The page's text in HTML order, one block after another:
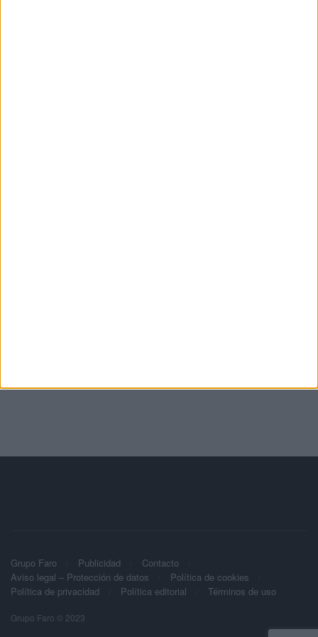
Grupo Faro Publicidad
Contacto
Aviso legal – Protección de datos
Política de cookies
Política de privacidad
Política editorial Términos de uso
Grupo Faro © 2023